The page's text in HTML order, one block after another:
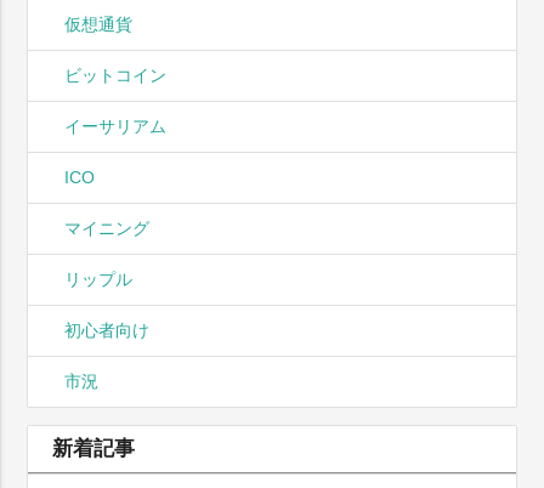
仮想通貨
ビットコイン
イーサリアム
ICO
マイニング
リップル
初心者向け
市況
新着記事